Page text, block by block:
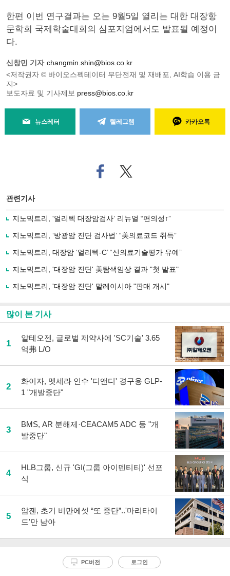
한편 이번 연구결과는 오는 9월5일 열리는 대한 대장항
문학회 국제학술대회의 심포지엄에서도 발표될 예정이
다.
신창민 기자 changmin.shin@bios.co.kr
<저작권자 © 바이오스펙테이터 무단전재 및 재배포, AI학습 이용 금
지>
보도자료 및 기사제보 press@bios.co.kr
뉴스레터 텔레그램 카카오톡
페
이
로
기
사
유
기
트위
터로
관련기사
지노믹트리, '얼리텍 대장암검사’ 리뉴얼 “편의성↑”
지노믹트리, ‘방광암 진단 검사법’ “美의료코드 취득”
지노믹트리, 대장암 ‘얼리텍-C’ “신의료기술평가 유예”
지노믹트리, '대장암 진단' 美탐색임상 결과 "첫 발표"
지노믹트리, '대장암 진단' 말레이시아 "판매 개시"
많이 본 기사
1
알테오젠, 글로벌 제약사에 'SC기술' 3.65
억弗 L/O
2
화이자, 멧세라 인수 '디앤디' 경구용 GLP-
1 "개발중단"
3
BMS, AR 분해제·CEACAM5 ADC 등 "개
발중단"
4
HLB그룹, 신규 'GI(그룹 아이덴티티)' 선포
식
5
암젠, 초기 비만에셋 “또 중단”..'마리타이
드'만 남아
PC버전 로그인